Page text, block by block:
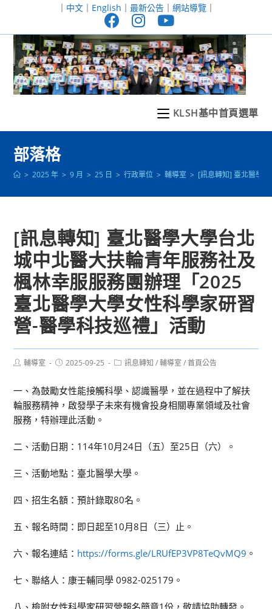
至
｜ 中文｜ English ｜ 最新公告｜ 網站導覽｜
KLSH基中首頁選單
部落格
> 2025 年 > 9 月 > 25 日 > 行政單位 > 輔導室 > [訊息轉知] 臺北醫學
[訊息轉知] 臺北醫學大學台北
城中北醫大扶輪青年服務社及
楓林幸服服務團辦理「2025
臺北醫學大學女性科學家研習
營-醫學科技巡禮」活動
Post輔導室
Post2025-09-25
Post訊息轉知 / 輔導室 / 首頁公告
一、為鼓勵女性能接觸科學、認識醫學，並在過程中了解扶
輪服務精神，啟發學子未來有機會投身相關專業領域及社會
服務，特辦理此活動。
二、活動日期：114年10月24日（五）至25日（六）。
三、活動地點：臺北醫學大學。
四、招生名額：預計錄取80名。
五、報名時間：即日起至10月8日（三）止。
六、報名連結： https://forms.gle/LRUfEP3VP8TeQvMQ9 。
七、聯絡人：康壬輔同學 0982-025179。
八、檢附女性科學家研習營報名簡章1份，敬請協助轉發。